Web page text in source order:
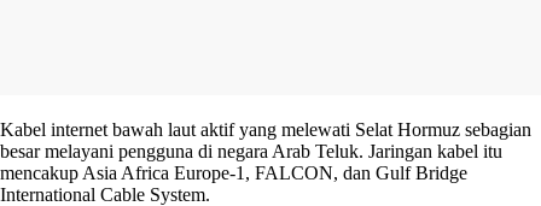
Kabel internet bawah laut aktif yang melewati Selat Hormuz sebagian
besar melayani pengguna di negara Arab Teluk. Jaringan kabel itu
mencakup Asia Africa Europe-1, FALCON, dan Gulf Bridge
International Cable System.